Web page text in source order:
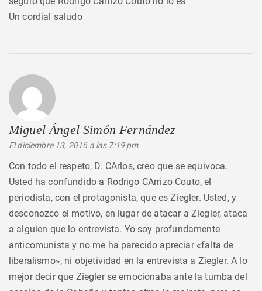
Un cordial saludo
Miguel Ángel Simón Fernández
El diciembre 13, 2016 a las 7:19 pm
Con todo el respeto, D. CArlos, creo que se equivoca.
Usted ha confundido a Rodrigo CArrizo Couto, el
periodista, con el protagonista, que es Ziegler. Usted, y
desconozco el motivo, en lugar de atacar a Ziegler, ataca
a alguien que lo entrevista. Yo soy profundamente
anticomunista y no me ha parecido apreciar «falta de
liberalismo», ni objetividad en la entrevista a Ziegler. A lo
mejor decir que Ziegler se emocionaba ante la tumba del